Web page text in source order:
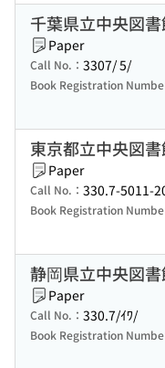
千葉県立中央図
Paper
Call No.： 3307/ 5/
Book Registration
東京都立中央図
Paper
Call No.： 330.7-5011-
Book Registration
静岡県立中央図
Paper
Call No.： 330.7/ｲﾜ/
Book Registration